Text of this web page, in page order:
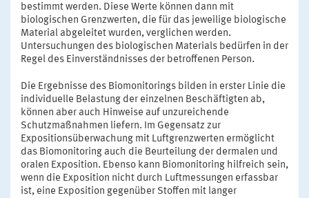
bestimmt werden. Diese Werte können dann mit
biologischen Grenzwerten, die für das jeweilige biologische
Material abgeleitet wurden, verglichen werden.
Untersuchungen des biologischen Materials bedürfen in der
Regel des Einverständnisses der betroffenen Person.
Die Ergebnisse des Biomonitorings bilden in erster Linie die
individuelle Belastung der einzelnen Beschäftigten ab,
können aber auch Hinweise auf unzureichende
Schutzmaßnahmen liefern. Im Gegensatz zur
Expositionsüberwachung mit Luftgrenzwerten ermöglicht
das Biomonitoring auch die Beurteilung der dermalen und
oralen Exposition. Ebenso kann Biomonitoring hilfreich sein,
wenn die Exposition nicht durch Luftmessungen erfassbar
ist, eine Exposition gegenüber Stoffen mit langer